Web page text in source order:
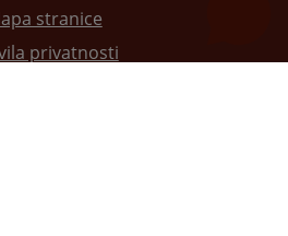
stranice
privatnosti